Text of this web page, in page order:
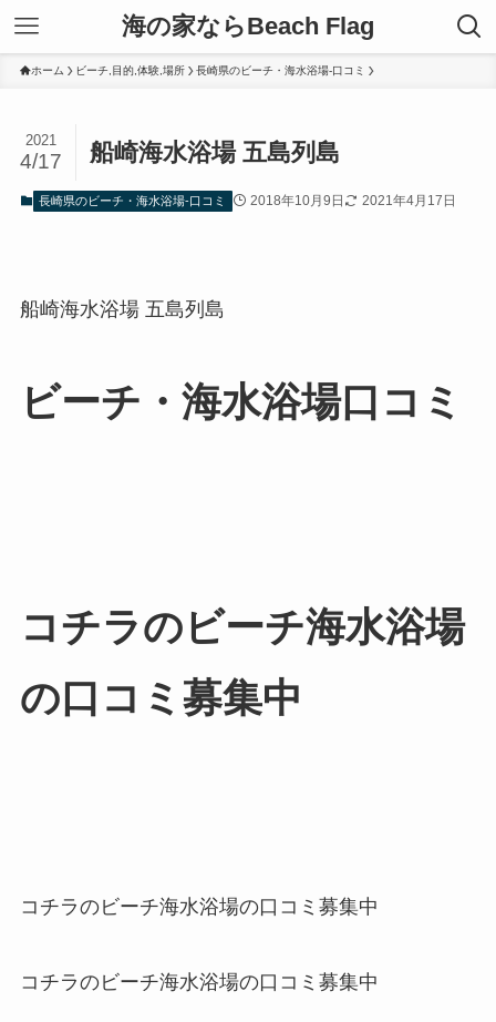
海の家ならBeach Flag
ホーム ビーチ,目的,体験,場所 長崎県のビーチ・海水浴場-口コミ
船崎海水浴場 五島列島
2021
4/17
長崎県のビーチ・海水浴場-口コミ 2018年10月9日 2021年4月17日
船崎海水浴場 五島列島
ビーチ・海水浴場口コミ
コチラのビーチ海水浴場
の口コミ募集中
コチラのビーチ海水浴場の口コミ募集中
コチラのビーチ海水浴場の口コミ募集中